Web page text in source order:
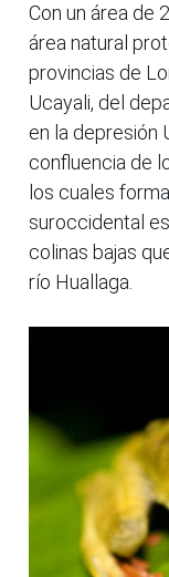
Con un área de
área natural
provincias de
Ucayali, del
en la depresión
confluencia de
los cuales
suroccidental
colinas bajas
río Huallaga.